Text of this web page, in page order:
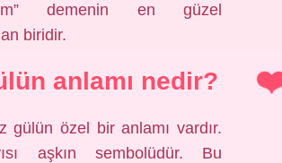
demenin en güzel
biridir.
anlamı nedir?
gülün özel bir anlamı vardır.
aşkın sembolüdür. Bu